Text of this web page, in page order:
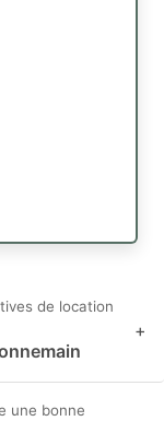
de location
+
une bonne